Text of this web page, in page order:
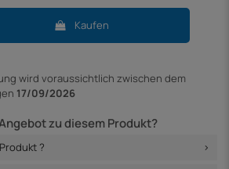
Kaufen
wird voraussichtlich zwischen dem
17/09/2026
zu diesem Produkt?
?